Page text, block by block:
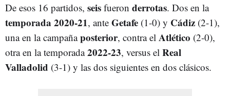
De esos 16 partidos, seis fueron derrotas. Dos en la
temporada 2020-21, ante Getafe (1-0) y Cádiz (2-1),
una en la campañaposterior, contra el Atlético (2-0),
otra en la temporada2022-23, versus el Real
Valladolid (3-1) y las dos siguientes en dos clásicos.